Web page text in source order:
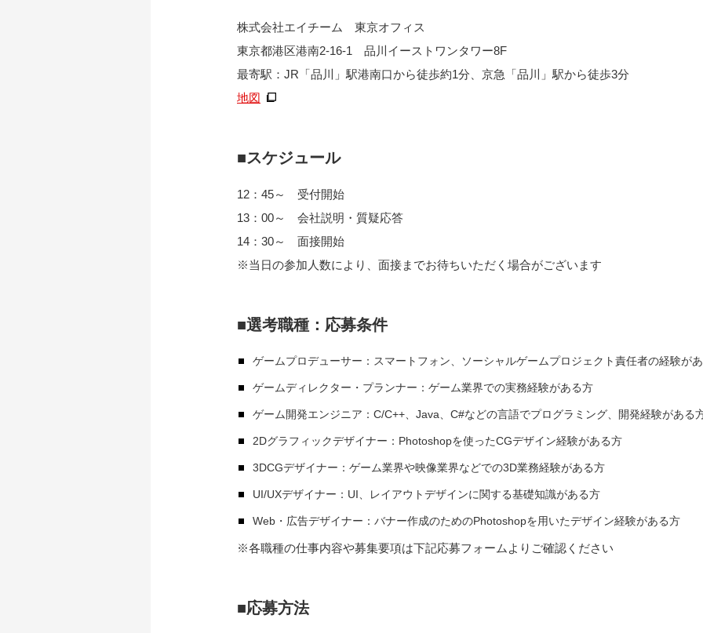
株式会社エイチーム 東京オフィス
東京都港区港南2-16-1 品川イーストワンタワー8F
最寄駅：JR「品川」駅港南口から徒歩約1分、京急「品川」駅から徒歩3分
地図
■スケジュール
12：45～ 受付開始
13：00～ 会社説明・質疑応答
14：30～ 面接開始
※当日の参加人数により、面接までお待ちいただく場合がございます
■選考職種：応募条件
ゲームプロデューサー：スマートフォン、ソーシャルゲームプロジェクト責任者の経験が
ゲームディレクター・プランナー：ゲーム業界での実務経験がある方
ゲーム開発エンジニア：C/C++、Java、C#などの言語でプログラミング、開発経験がある
2Dグラフィックデザイナー：Photoshopを使ったCGデザイン経験がある方
3DCGデザイナー：ゲーム業界や映像業界などでの3D業務経験がある方
UI/UXデザイナー：UI、レイアウトデザインに関する基礎知識がある方
Web・広告デザイナー：バナー作成のためのPhotoshopを用いたデザイン経験がある方
※各職種の仕事内容や募集要項は下記応募フォームよりご確認ください
■応募方法